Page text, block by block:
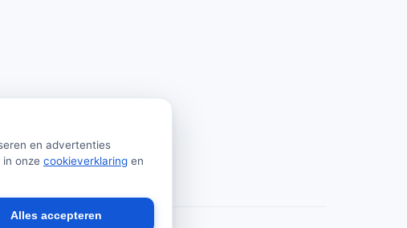
en advertenties
onze cookieverklaring en
Alles accepteren